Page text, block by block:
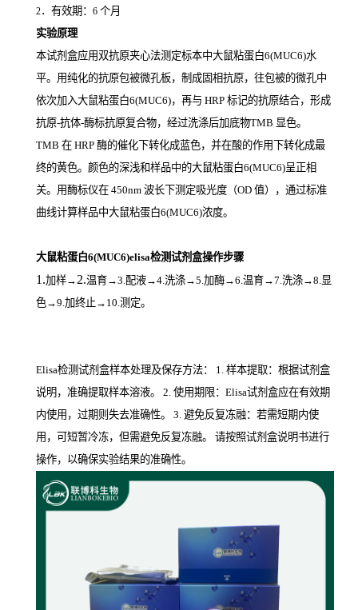
2．有效期： 6 个月
实验原理
本试剂盒应用双抗原夹心法测定标本中大鼠粘蛋白6(MUC6)水
平。用纯化的抗原包被微孔板，制成固相抗原，往包被的微孔中
依次加入大鼠粘蛋白6(MUC6)，再与 HRP 标记的抗原结合，形成
抗原-抗体-酶标抗原复合物，经过洗涤后加底物TMB 显色。
TMB 在 HRP 酶的催化下转化成蓝色，并在酸的作用下转化成最
终的黄色。颜色的深浅和样品中的大鼠粘蛋白6(MUC6)呈正相
关。用酶标仪在 450nm 波长下测定吸光度（OD 值），通过标准
曲线计算样品中大鼠粘蛋白6(MUC6)浓度。
大鼠粘蛋白6(MUC6)elisa检测试剂盒操作步骤
1.加样→ 2.温育→3.配液→4.洗涤→5.加酶→6.温育→7.洗涤→8.显
色→9.加终止→10.测定。
Elisa检测试剂盒样本处理及保存方法： 1. 样本提取：根据试剂盒
说明，准确提取样本溶液。 2. 使用期限：Elisa试剂盒应在有效期
内使用，过期则失去准确性。 3. 避免反复冻融：若需短期内使
用，可短暂冷冻，但需避免反复冻融。 请按照试剂盒说明书进行
操作，以确保实验结果的准确性。